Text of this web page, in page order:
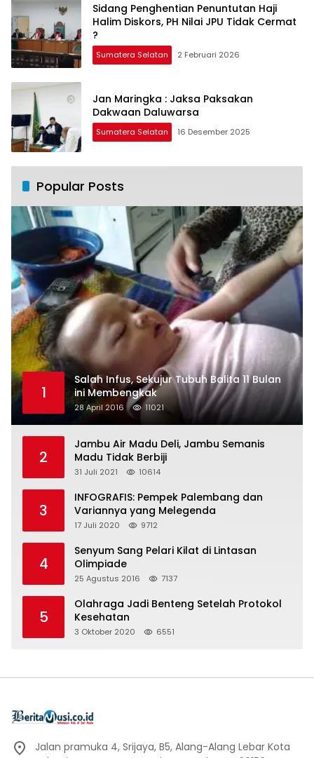
Sidang Penghentian Penuntutan Haji
Halim Diskors, PH Nilai JPU Tidak Cermat
?
Sumatera Selatan 2 Februari 2026
Jan Maringka : Jaksa Paksakan
Dakwaan Daluwarsa
Sumatera Selatan 16 Desember 2025
Popular Posts
1
Salah Infus, Sekujur Tubuh Balita 11 Bulan
ini Membengkak
28 April 2016 11021
2
Jambu Air Madu Deli, Jambu Semanis
Madu Tidak Berbiji
31 Juli 2021 10614
3
INFOGRAFIS: Pempek Palembang dan
Variannya yang Melegenda
17 Juli 2020 9712
4
Senyum Sang Pelari Kilat di Lintasan
Olimpiade
25 Agustus 2016 7137
5
Olahraga Jadi Benteng Setelah Protokol
Kesehatan
3 Oktober 2020 6551
Jalan pramuka 4, Srijaya, B5, Alang-Alang Lebar Kota